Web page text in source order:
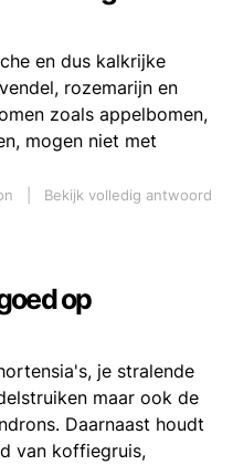
en dus kalkrijke
rozemarijn en
zoals appelbomen,
mogen niet met
Bekijk volledig antwoord
op
je stralende
maar ook de
Daarnaast houdt
van koffiegruis,